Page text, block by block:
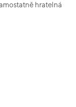
hratelná